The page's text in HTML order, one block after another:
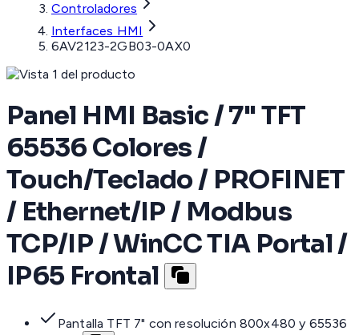
Controladores
Interfaces HMI
6AV2123-2GB03-0AX0
Panel HMI Basic / 7" TFT
65536 Colores /
Touch/Teclado / PROFINET
/ Ethernet/IP / Modbus
TCP/IP / WinCC TIA Portal /
IP65 Frontal
Pantalla TFT 7" con resolución 800x480 y 65536